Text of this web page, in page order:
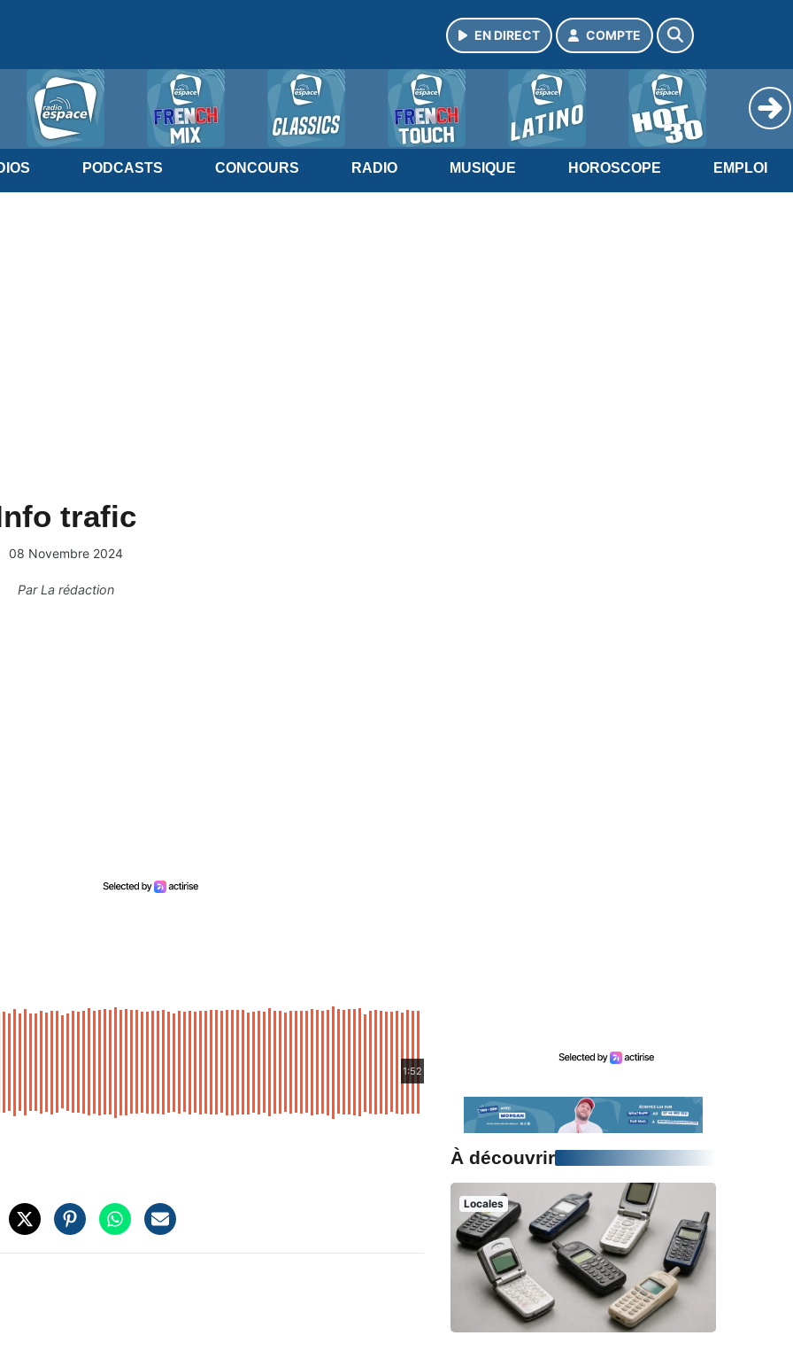
EN DIRECT COMPTE
PODCASTS CONCOURS RADIO MUSIQUE HOROSCOPE EMPLOI
trafic
08 Novembre 2024
ParLa rédaction
1:52
À découvrir
Locales